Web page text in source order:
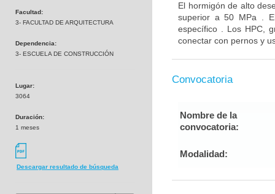
Facultad:
3- FACULTAD DE ARQUITECTURA
Dependencia:
3- ESCUELA DE CONSTRUCCIÓN
Lugar:
3064
Duración:
1 meses
Descargar resultado de búsqueda
El hormigón de alto
superior a 50 MPa .
específico . Los HPC,
conectar con pernos y
Convocatoria
Nombre de la
convocatoria:
Modalidad: